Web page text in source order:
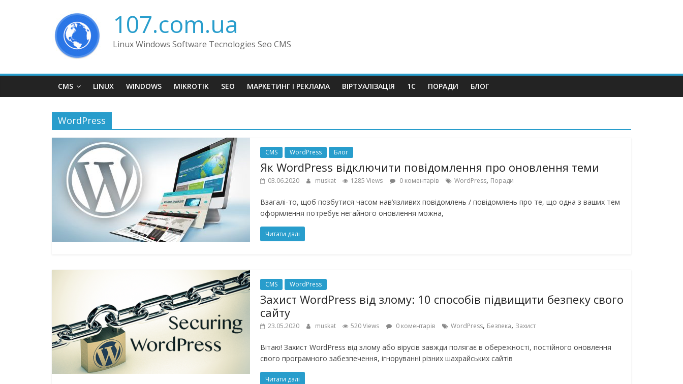
107.com.ua
Linux Windows Software Tecnologies Seo CMS
CMS LINUX WINDOWS MIKROTIK SEO МАРКЕТИНГ І РЕКЛАМА ВІРТУАЛІЗАЦІЯ 1C ПОРАДИ БЛОГ
WordPress
CMS WordPress Блог
Як WordPress відключити повідомлення про оновлення теми
03.06.2020 muskat 1285 Views 0 коментарів WordPress, Поради
Взагалі-то, щоб позбутися часом нав’язливих повідомлень / повідомлень про те, що одна з ваших тем
оформлення потребує негайного оновлення можна,
Читати далі
CMS WordPress
Захист WordPress від злому: 10 способів підвищити безпеку свого
сайту
23.05.2020 muskat 520 Views 0 коментарів WordPress, Безпека, Захист
Вітаю! Захист WordPress від злому або вірусів завжди полягає в обережності, постійного оновлення
свого програмного забезпечення, ігноруванні різних шахрайських сайтів
Читати далі